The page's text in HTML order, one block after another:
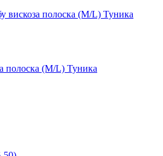
вискоза полоска (M/L) Туника
полоска (M/L) Туника